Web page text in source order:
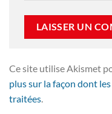
Ce site utilise Akismet
plus sur la façon dont
traitées.